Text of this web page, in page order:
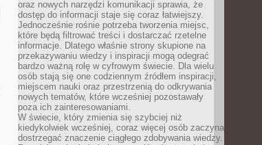
oraz nowych narzędzi komunikacji sprawia, że
dostęp do informacji staje się coraz łatwiejszy.
Jednocześnie rośnie potrzeba tworzenia miejsc,
które będą filtrować treści i dostarczać rzetelne
informacje. Dlatego właśnie strony skupione na
przekazywaniu wiedzy i inspiracji mogą odegrać
bardzo ważną rolę w cyfrowym świecie. Dla wielu
osób stają się one codziennym źródłem inspiracji,
miejscem nauki oraz przestrzenią do odkrywania
nowych tematów, które wcześniej pozostawały
poza ich zainteresowaniami.
W świecie, który zmienia się szybciej niż
kiedykolwiek wcześniej, coraz więcej osób zaczyna
dostrzegać znaczenie ciągłego zdobywania wiedzy.